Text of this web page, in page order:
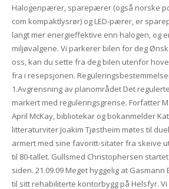
Halogenpærer, sparepærer (også norske
com kompaktlysrør) og LED-pærer, er
langt mer energieffektive enn halogen, og
miljøvalgene. Vi parkerer bilen for deg
oss, kan du sette fra deg bilen utenfor
fra i resepsjonen.
1.Avgrensning av planområdet Det
markert med reguleringsgrense. Forfatter
April McKay, bibliotekar og bokanmelder
litteraturviter Joakim Tjøstheim møtes til
armert med sine favoritt-sitater fra skeive
til 80-tallet. Gullsmed Christophersen
siden. 21.09.09 Meget hyggelig at Gasmann
til sitt rehabiliterte kontorbygg på Helsfyr.